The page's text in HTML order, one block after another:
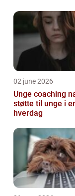
02 june 2026
Unge coaching
støtte til unge i
hverdag